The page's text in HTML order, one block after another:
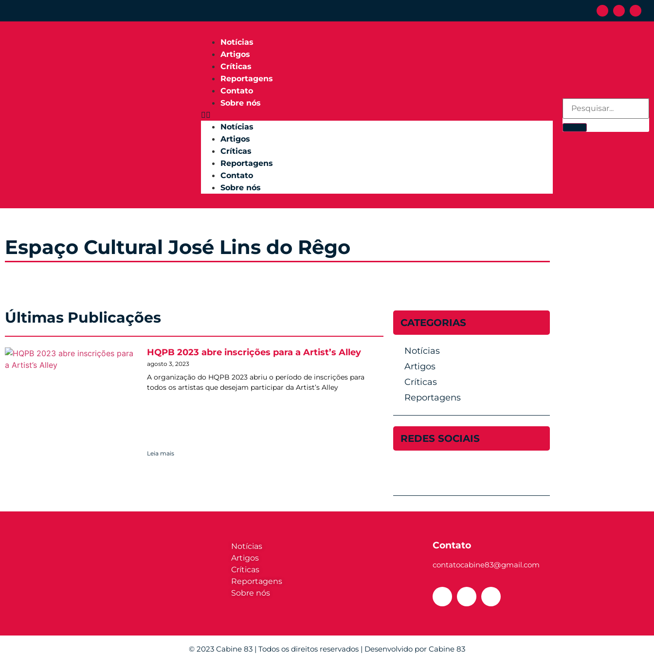
Notícias
Artigos
Críticas
Reportagens
Contato
Sobre nós
Notícias
Artigos
Críticas
Reportagens
Contato
Sobre nós
Espaço Cultural José Lins do Rêgo
Últimas Publicações
HQPB 2023 abre inscrições para a Artist’s Alley
agosto 3, 2023
A organização do HQPB 2023 abriu o período de inscrições para
todos os artistas que desejam participar da Artist’s Alley
Leia mais
CATEGORIAS
Notícias
Artigos
Críticas
Reportagens
REDES SOCIAIS
Notícias
Artigos
Críticas
Reportagens
Sobre nós
Contato
contatocabine83@gmail.com
© 2023 Cabine 83 | Todos os direitos reservados | Desenvolvido por Cabine 83